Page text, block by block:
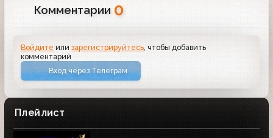
Комментарии 0
Войдите илизарегистрируйтесь, чтобы добавить
комментарий
Вход через Телеграм
Плейлист